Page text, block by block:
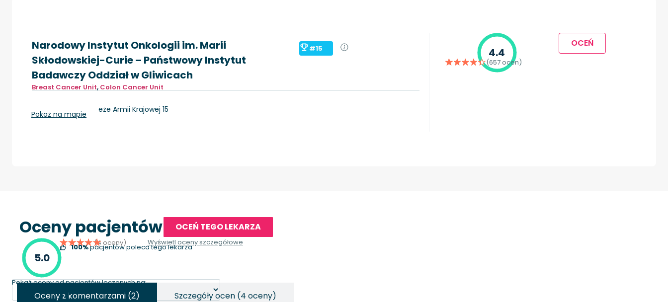
Narodowy Instytut Onkologii im. Marii
Skłodowskiej-Curie – Państwowy Instytut
Badawczy Oddział w Gliwicach
#15
Breast Cancer Unit, Colon Cancer Unit
Gliwice, ul. Wybrzeże Armii Krajowej 15
Pokaż na mapie
4.4
(657 ocen)
OCEŃ
Oceny pacjentów OCEŃ TEGO LEKARZA
5.0
(4 oceny)
100%pacjentów poleca tego lekarza
Wyświetl oceny szczegółowe
Pokaż oceny od pacjentów leczonych na:
Oceny z komentarzami (2) Szczegóły ocen (4 oceny)